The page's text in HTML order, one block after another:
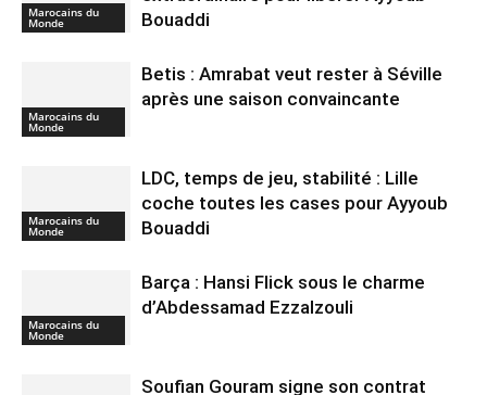
Marocains du
Monde
Bouaddi
Marocains du
Monde
Betis : Amrabat veut rester à Séville
après une saison convaincante
Marocains du
Monde
LDC, temps de jeu, stabilité : Lille
coche toutes les cases pour Ayyoub
Bouaddi
Marocains du
Monde
Barça : Hansi Flick sous le charme
d’Abdessamad Ezzalzouli
Soufian Gouram signe son contrat